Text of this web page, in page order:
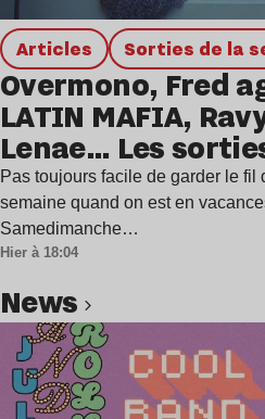
Articles Sorties de la
Overmono, Fred
LATIN MAFIA,
Lenae… Les
semaine
Pas toujours facile de garder le fil
semaine quand on est en
Samedimanche…
Hier à 18:04
news